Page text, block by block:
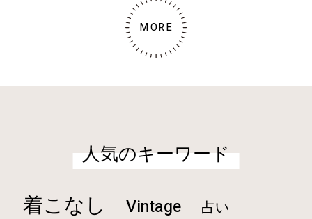
MORE
人気のキーワード
着こなし Vintage 占い